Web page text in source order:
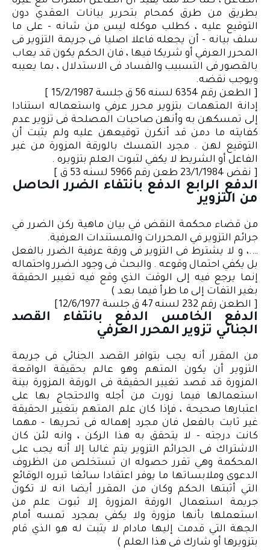
بطريق من طرق كمحام بتحرير بيانات العقدي دون
التوقيع عليه ، كطلب موكله ليس من شانه - على ما
سلف بيانه - أن يجعله فاعلا اصليا فى جريمة التزوير فى
المحرر العرفي أو شريكا فيها ، فان الحكم يكون قد يعاب
بالقصور فى التسبيب والفساد فى الاستدلال ، بما يعيبه
ويوجب نقضه.
[ الطعن رقم 6354 لسنه 56 ق جلسة 15/2/1987 ]
إدانة المتهمات بتزوير محرر عرفي واستعماله استنادا
إلى تمسكهن به وأنهن صاحبات المصلحة فى تزوير عدم
كفايته ما دمن قد أنكرن توقيعهن عليه ولم يثبت أن
التوقيع لهن . مجرد التمسك بالورقة المزورة من غير
الفاعل أو الشريط لا يكفي لثبوت العلم بتزويره .
[ نقض 23/1/1984 طعن رقم 5966 لسنه 53 ق ]
الدفع الرابع الدفع بانتفاء الضرر الحاصل
من التزوير
من قضاء محكمة النقض في بيان ماهية ركن الضرر في
جرائم التزوير في المحررات والمستندات العرفية.
….، و لا يشترط فى التزوير فى ورقة عرفية الضرر بالفعل
بل يكفي احتمال وقوعه . والبحث فى وجود الضرر واحتماله
إنما يرجع فيه إلى الوقت الذي وقع فيه تغيير الحقيقة
بغير التفات إلى ما طرأ فيما بعد )
[ الطعن رقم 232 لسنه 47 ق جلسة 12/6/1977]
الدفع الخامس الدفع بانتفاء القصد
الجنائي تزوير المحرر العرفي
من المقرر أنه يجب بتوافر القصد الجنائي فى جريمة
التزوير أن يكون المتهم وهو عالم بحقيقة الواقعة
المزورة قد قصد تغيير الحقيقة فى الورقة المزورة بينة
استعمالها فيما زورت من أجله والاحتجاج بها على
اعتبارها صحيحة ، فإذا كان علم المتهم بتغيير الحقيقة
غير ثابت بالفعل فان مجرد إهماله فى تحريها - مهما
كانت درجته - لا يتحقق به هذا الركن ، وانه لئن كان
الاشتراك فى الجرائم التزوير يتم غالبا إلا أنه يجب على
المحكمة وهي تقرر حصوله ان تستخلص من الظروف
الدعوى وملابساتها ما يوفر اعتقادا سائغا تبرره الوقائع
التي أثبتها الحكم وكان من المقرر أيضا انه لا تكون
جريمة استعمال الورقة المزورة إلا ثبوت علم من
استعملها بأنها مزورة ولا يكفي بمجرد تمسه أمام
الجهة التي قدمت إليها مادام لا يثبت له هو الذي قام
بتزويرها أو شارك فى هذا العلم )